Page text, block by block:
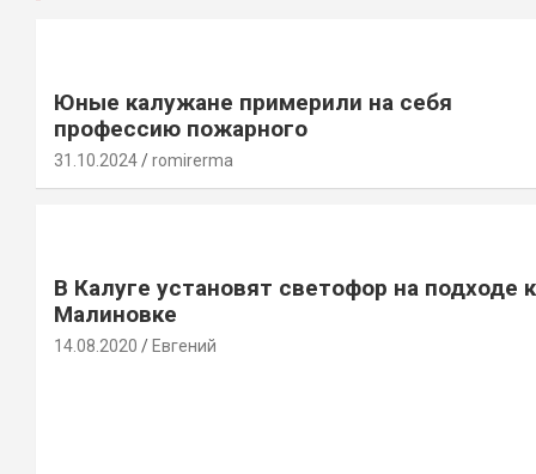
Юные калужане примерили на себя
профессию пожарного
31.10.2024 romirerma
В Калуге установят светофор на подходе к
Малиновке
14.08.2020 Евгений